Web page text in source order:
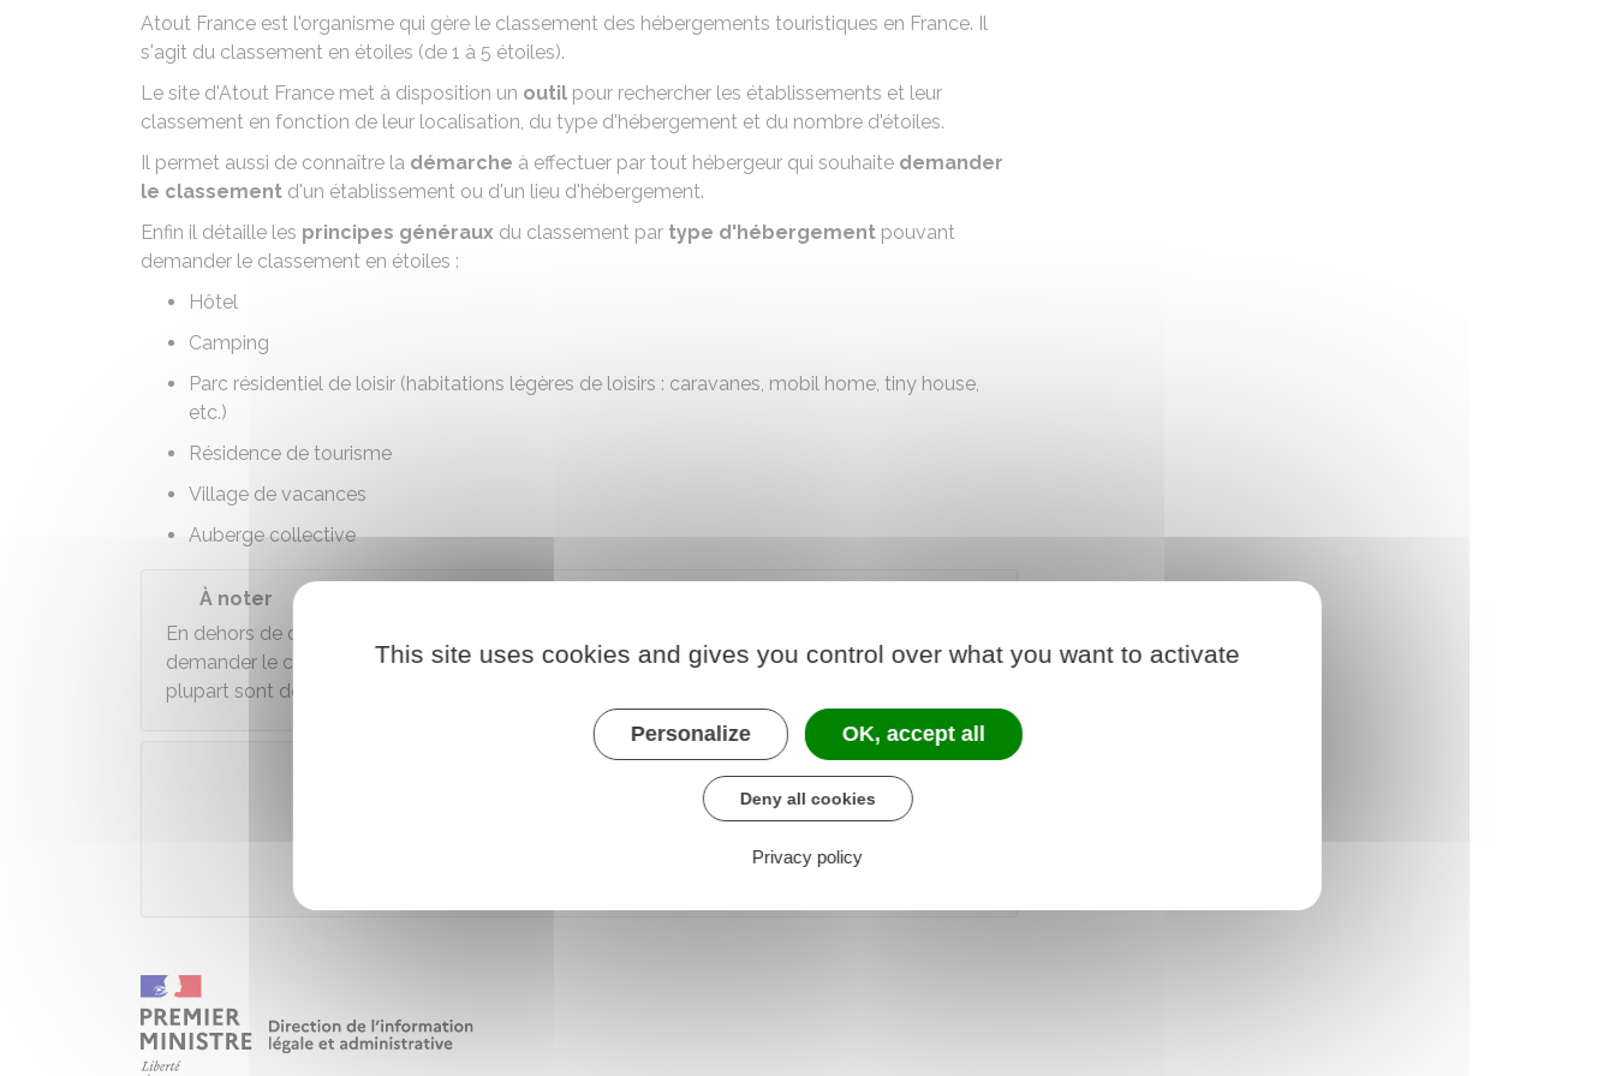
Atout France est l'organisme qui gère le classement des hébergements touristiques en France. Il
s'agit du classement en étoiles (de 1 à 5 étoiles).
Le site d'Atout France met à disposition un outil pour rechercher les établissements et leur
classement en fonction de leur localisation, du type d'hébergement et du nombre d'étoiles.
Il permet aussi de connaître la démarche à effectuer par tout hébergeur qui souhaite demander
le classement d'un établissement ou d'un lieu d'hébergement.
Enfin il détaille les principes généraux du classement par type d'hébergement pouvant
demander le classement en étoiles :
Hôtel
Camping
Parc résidentiel de loisir (habitations légères de loisirs : caravanes, mobil home, tiny house,
etc.)
Résidence de tourisme
Village de vacances
Auberge collective
À noter
En dehors de cette liste, les autres types d'hébergement touristique ne peuvent pas
demander le classement en étoiles. Ils peuvent cependant prétendre à d'autres labels (la
plupart sont des labels privés, sauf
This site uses cookies and gives you control over what you want to activate
Personalize OK, accept all
Deny all cookies
Privacy policy